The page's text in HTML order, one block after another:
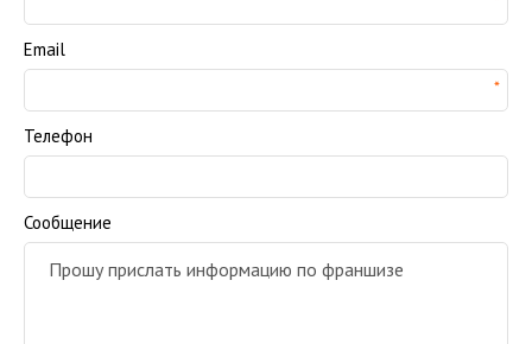
Email
Телефон
Сообщение